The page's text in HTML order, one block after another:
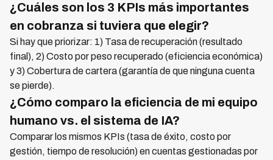
¿Cuáles son los 3 KPIs más importantes
en cobranza si tuviera que elegir?
Si hay que priorizar: 1) Tasa de recuperación (resultado
final), 2) Costo por peso recuperado (eficiencia económica)
y 3) Cobertura de cartera (garantía de que ninguna cuenta
se pierde).
¿Cómo comparo la eficiencia de mi equipo
humano vs. el sistema de IA?
Comparar los mismos KPIs (tasa de éxito, costo por
gestión, tiempo de resolución) en cuentas gestionadas por